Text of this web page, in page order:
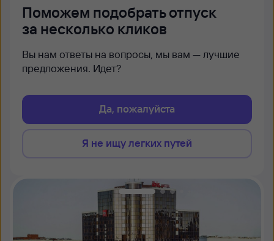
Поможем подобрать отпуск
за несколько кликов
Вы нам ответы на вопросы, мы вам — лучшие
предложения. Идет?
Да, пожалуйста
Я не ищу легких путей